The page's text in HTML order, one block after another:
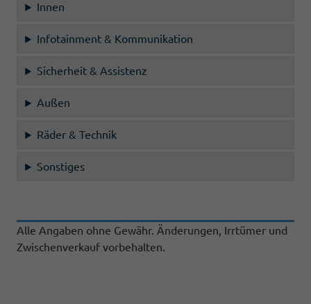
Innen
Infotainment & Kommunikation
Sicherheit & Assistenz
Außen
Räder & Technik
Sonstiges
Alle Angaben ohne Gewähr. Änderungen, Irrtümer und
Zwischenverkauf vorbehalten.